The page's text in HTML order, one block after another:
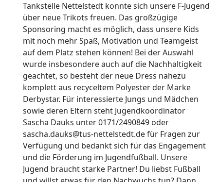
Tankstelle Nettelstedt konnte sich unsere F-Jugend
über neue Trikots freuen. Das großzügige
Sponsoring macht es möglich, dass unsere Kids
mit noch mehr Spaß, Motivation und Teamgeist
auf dem Platz stehen können! Bei der Auswahl
wurde insbesondere auch auf die Nachhaltigkeit
geachtet, so besteht der neue Dress nahezu
komplett aus recyceltem Polyester der Marke
Derbystar. Für interessierte Jungs und Mädchen
sowie deren Eltern steht Jugendkoordinator
Sascha Dauks unter 0171/2490849 oder
sascha.dauks@tus-nettelstedt.de für Fragen zur
Verfügung und bedankt sich für das Engagement
und die Förderung im Jugendfußball. Unsere
Jugend braucht starke Partner! Du liebst Fußball